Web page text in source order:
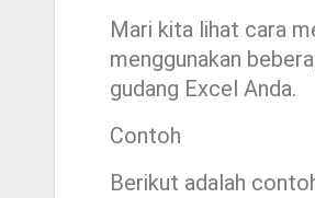
Mari kita lihat cara
menggunakan
gudang Excel Anda.
Contoh
Berikut adalah